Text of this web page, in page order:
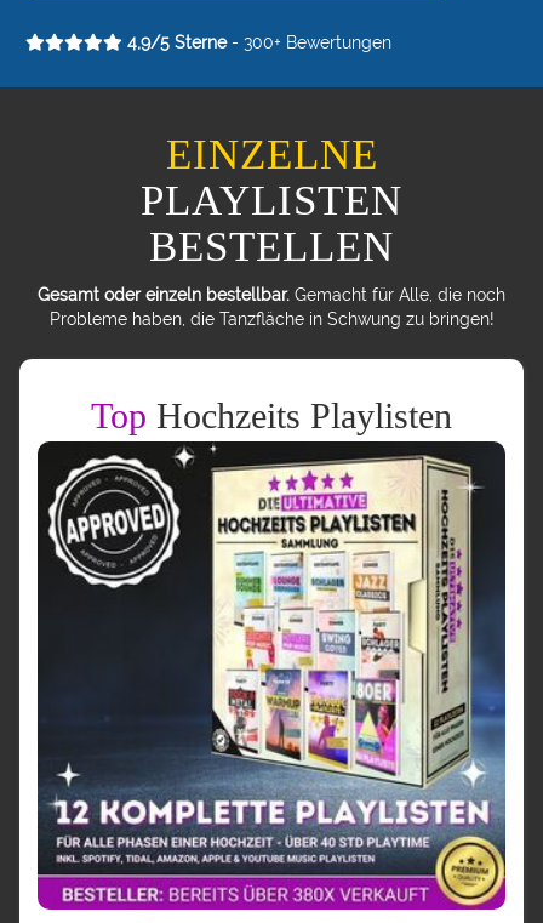
4,9/5 Sterne- 300+ Bewertungen
EINZELNE
PLAYLISTEN
BESTELLEN
Gesamt oder einzeln bestellbar. Gemacht für Alle, die noch
Probleme haben, die Tanzfläche in Schwung zu bringen!
Top Hochzeits Playlisten